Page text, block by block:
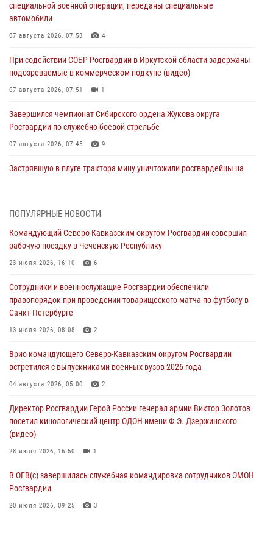
специальной военной операции, переданы специальные
автомобили
07 августа 2026, 07:53 4
При содействии СОБР Росгвардии в Иркутской области задержаны
подозреваемые в коммерческом подкупе (видео)
07 августа 2026, 07:51 1
Завершился чемпионат Сибирского ордена Жукова округа
Росгвардии по служебно-боевой стрельбе
07 августа 2026, 07:45 9
Застрявшую в плуге трактора мину уничтожили росгвардейцы на
святого праведного воина Федора Ушакова (видео)
07 августа 2026, 06:15
Народной Республики
07 августа 2026, 05:00
Сотрудники Росгвардии в Забайкалье потушили загоревшийся дом
07 августа 2026, 04:10 1
Оказавшего сопротивление злоумышленника задержали при
07 августа 2026, 04:00 1
ПОПУЛЯРНЫЕ НОВОСТИ
Командующий Северо-Кавказским округом Росгвардии совершил
рабочую поездку в Чеченскую Республику
23 июля 2026, 16:10 6
Сотрудники и военнослужащие Росгвардии обеспечили
правопорядок при проведении товарищеского матча по футболу в
Санкт-Петербурге
13 июля 2026, 08:08 2
Врио командующего Северо-Кавказским округом Росгвардии
встретился с выпускниками военных вузов 2026 года
04 августа 2026, 05:00 2
Директор Росгвардии Герой России генерал армии Виктор Золотов
посетил кинологический центр ОДОН имени Ф.Э. Дзержинского
(видео)
28 июля 2026, 16:50 1
В ОГВ(с) завершилась служебная командировка сотрудников ОМОН
Росгвардии
20 июля 2026, 09:25 3